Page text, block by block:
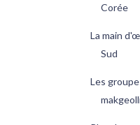
Corée
La main
Sud
Les